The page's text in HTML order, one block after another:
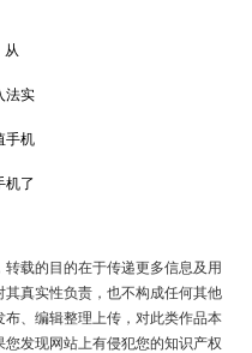
从
法实
手机
机了
载的目的在于传递更多信息及用
真实性负责，也不构成任何其他
、编辑整理上传，对此类作品本
发现网站上有侵犯您的知识产权